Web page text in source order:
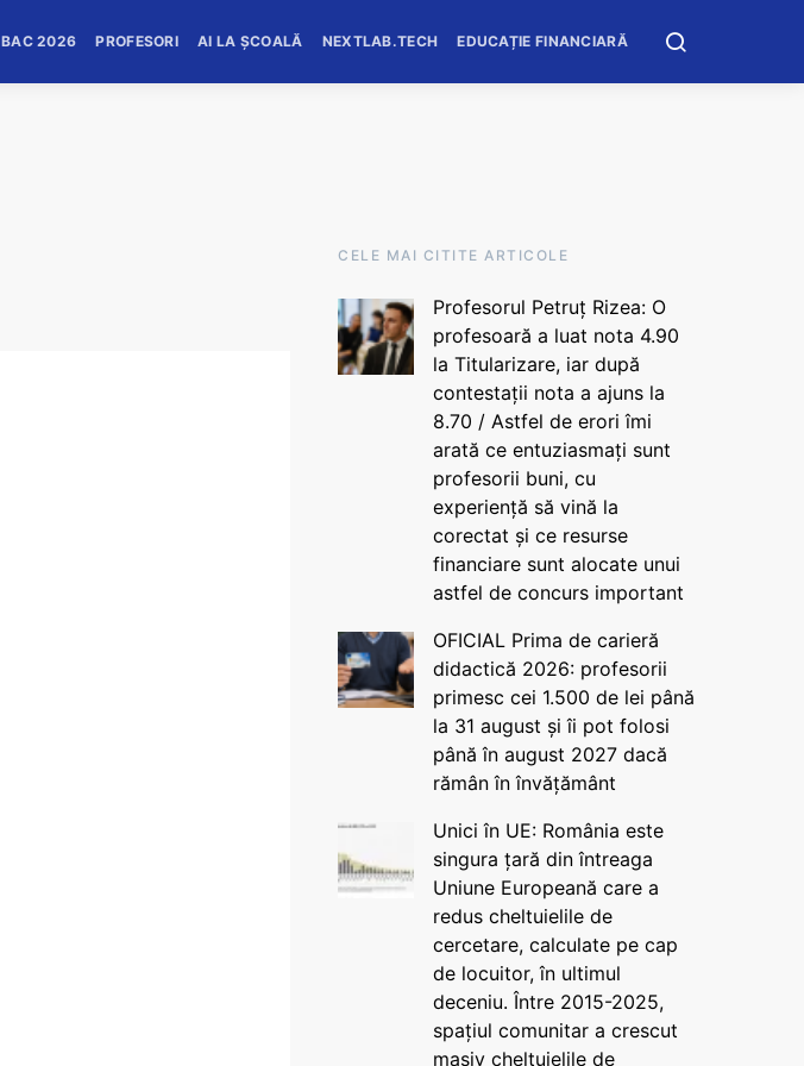
BAC 2026 PROFESORI AI LA ȘCOALĂ NEXTLAB.TECH EDUCAȚIE FINANCIARĂ
CELE MAI CITITE ARTICOLE
Profesorul Petruț Rizea: O
profesoară a luat nota 4.90
la Titularizare, iar după
contestații nota a ajuns la
8.70 / Astfel de erori îmi
arată ce entuziasmați sunt
profesorii buni, cu
experiență să vină la
corectat și ce resurse
financiare sunt alocate unui
astfel de concurs important
OFICIAL Prima de carieră
didactică 2026: profesorii
primesc cei 1.500 de lei până
la 31 august și îi pot folosi
până în august 2027 dacă
rămân în învățământ
Unici în UE: România este
singura țară din întreaga
Uniune Europeană care a
redus cheltuielile de
cercetare, calculate pe cap
de locuitor, în ultimul
deceniu. Între 2015-2025,
spațiul comunitar a crescut
masiv cheltuielile de